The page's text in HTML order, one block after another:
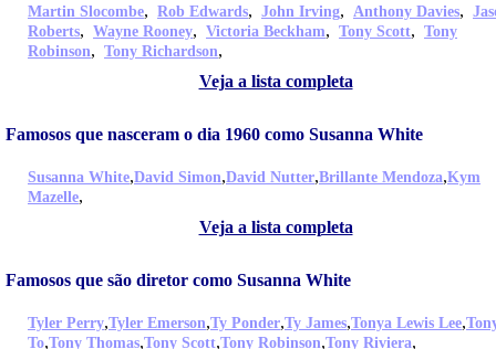
Martin Slocombe, Rob Edwards, John Irving, Anthony Davies,
Roberts, Wayne Rooney, Victoria Beckham, Tony Scott, Tony
Robinson, Tony Richardson,
Veja a lista completa
Famosos que nasceram o dia 1960 como Susanna White
Susanna White,David Simon,David Nutter,Brillante Mendoza,Kym
Mazelle,
Veja a lista completa
Famosos que são diretor como Susanna White
Tyler Perry,Tyler Emerson,Ty Ponder,Ty James,Tonya Lewis Lee,
To,Tony Thomas,Tony Scott,Tony Robinson,Tony Riviera,